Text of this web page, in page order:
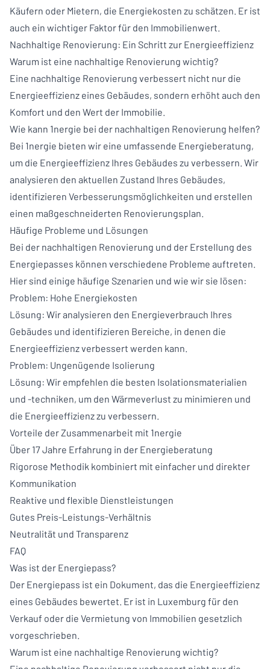
Käufern oder Mietern, die Energiekosten zu schätzen. Er ist
auch ein wichtiger Faktor für den Immobilienwert.
Nachhaltige Renovierung: Ein Schritt zur Energieeffizienz
Warum ist eine nachhaltige Renovierung wichtig?
Eine nachhaltige Renovierung verbessert nicht nur die
Energieeffizienz eines Gebäudes, sondern erhöht auch den
Komfort und den Wert der Immobilie.
Wie kann 1nergie bei der nachhaltigen Renovierung helfen?
Bei 1nergie bieten wir eine umfassende Energieberatung,
um die Energieeffizienz Ihres Gebäudes zu verbessern. Wir
analysieren den aktuellen Zustand Ihres Gebäudes,
identifizieren Verbesserungsmöglichkeiten und erstellen
einen maßgeschneiderten Renovierungsplan.
Häufige Probleme und Lösungen
Bei der nachhaltigen Renovierung und der Erstellung des
Energiepasses können verschiedene Probleme auftreten.
Hier sind einige häufige Szenarien und wie wir sie lösen:
Problem: Hohe Energiekosten
Lösung: Wir analysieren den Energieverbrauch Ihres
Gebäudes und identifizieren Bereiche, in denen die
Energieeffizienz verbessert werden kann.
Problem: Ungenügende Isolierung
Lösung: Wir empfehlen die besten Isolationsmaterialien
und -techniken, um den Wärmeverlust zu minimieren und
die Energieeffizienz zu verbessern.
Vorteile der Zusammenarbeit mit 1nergie
Über 17 Jahre Erfahrung in der Energieberatung
Rigorose Methodik kombiniert mit einfacher und direkter
Kommunikation
Reaktive und flexible Dienstleistungen
Gutes Preis-Leistungs-Verhältnis
Neutralität und Transparenz
FAQ
Was ist der Energiepass?
Der Energiepass ist ein Dokument, das die Energieeffizienz
eines Gebäudes bewertet. Er ist in Luxemburg für den
Verkauf oder die Vermietung von Immobilien gesetzlich
vorgeschrieben.
Warum ist eine nachhaltige Renovierung wichtig?